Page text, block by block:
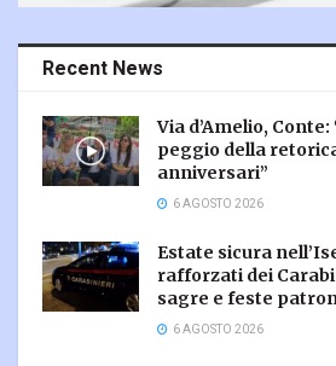
Recent News
Via d’Amelio, Conte:
peggio della
anniversari”
6 AGOSTO 2026
Estate sicura
rafforzati dei
sagre e feste
6 AGOSTO 2026